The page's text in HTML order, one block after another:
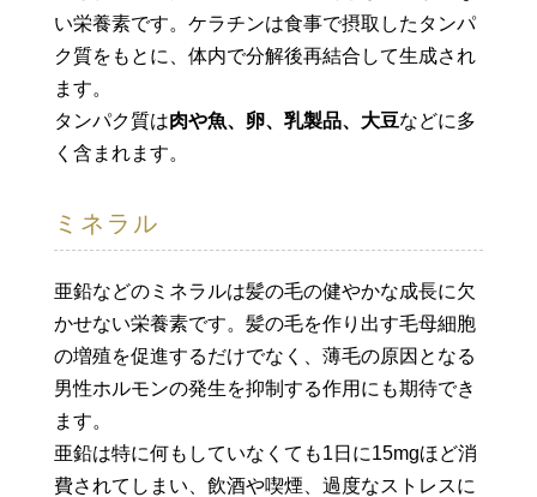
い栄養素です。ケラチンは食事で摂取したタンパ
ク質をもとに、体内で分解後再結合して生成され
ます。
タンパク質は肉や魚、卵、乳製品、大豆などに多
く含まれます。
ミネラル
亜鉛などのミネラルは髪の毛の健やかな成長に欠
かせない栄養素です。髪の毛を作り出す毛母細胞
の増殖を促進するだけでなく、薄毛の原因となる
男性ホルモンの発生を抑制する作用にも期待でき
ます。
亜鉛は特に何もしていなくても1日に15mgほど消
費されてしまい、飲酒や喫煙、過度なストレスに